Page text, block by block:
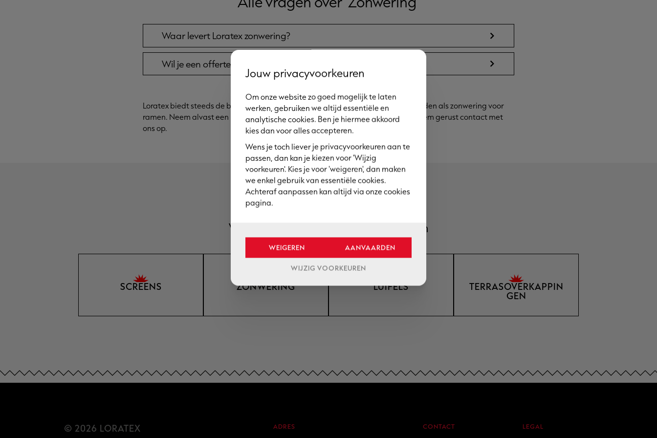
Waar levert Loratex zonwering?
Wil je een offerte aanvragen voor onze zonwering?
Loratex biedt steeds de beste screens voor ramen die een perfecte oplossing bieden als zonwering voor
ramen. Neem alvast een kijkje naar onze veelgestelde vragen over screens of neem gerust contact met
ons op.
Vind antwoorden in overige rubrieken
SCREENS ZONWERING LUIFELS TERRASOVERKAPPIN
GEN
© 2026 LORATEX
ADRES
CONTACT
LEGAL
Jouw privacyvoorkeuren
Om onze website zo goed mogelijk te laten
werken, gebruiken we altijd essentiële en
analytische cookies. Ben je hiermee akkoord
kies dan voor alles accepteren.
Wens je toch liever je privacyvoorkeuren aan te
passen, dan kan je kiezen voor 'Wijzig
voorkeuren'. Kies je voor 'weigeren', dan maken
we enkel gebruik van essentiële cookies.
Achteraf aanpassen kan altijd via onze cookies
pagina.
WEIGEREN AANVAARDEN
WIJZIG VOORKEUREN